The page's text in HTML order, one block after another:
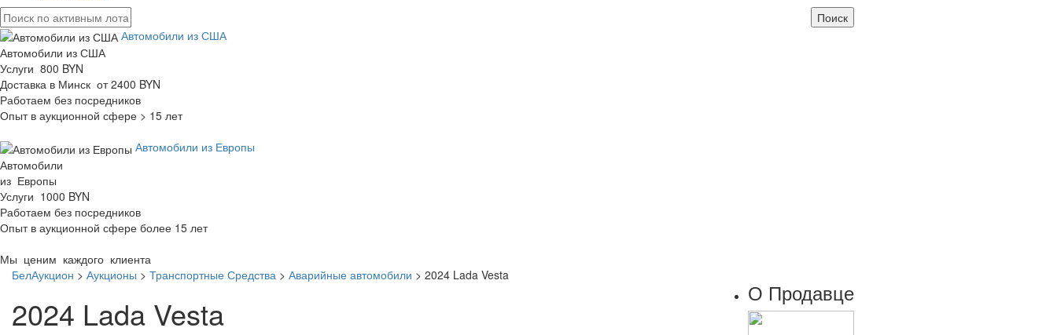
Автомобили из США
Автомобили из США
Услуги 800 BYN
Доставка в Минск от 2400 BYN
Работаем без посредников
Опыт в аукционной сфере > 15 лет
Автомобили из Европы
Автомобили
из Европы
Услуги 1000 BYN
Работаем без посредников
Опыт в аукционной сфере более 15 лет
Мы ценим каждого клиента
БелАукцион > Аукционы > Транспортные Средства > Аварийные автомобили > 2024 Lada Vesta
2024 Lada Vesta
О Продавце